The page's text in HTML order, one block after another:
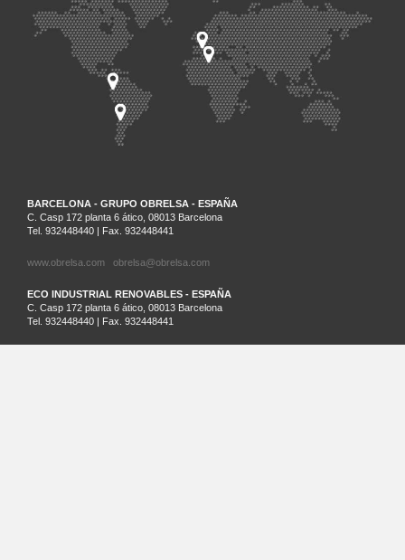
BARCELONA - GRUPO OBRELSA - ESPAÑA
C. Casp 172 planta 6 ático, 08013 Barcelona
Tel. 932448440 | Fax. 932448441
www.obrelsa.com obrelsa@obrelsa.com
ECO INDUSTRIAL RENOVABLES - ESPAÑA
C. Casp 172 planta 6 ático, 08013 Barcelona
Tel. 932448440 | Fax. 932448441